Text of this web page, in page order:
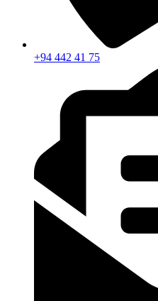
+94 442 41 75